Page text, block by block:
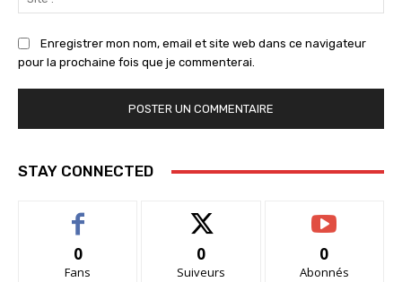
:
Enregistrer mon nom, email et site web dans ce navigateur
pour la prochaine fois que je commenterai.
STAY CONNECTED
0
Fans
0
Suiveurs
0
Abonnés